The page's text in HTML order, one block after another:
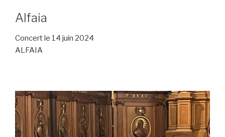
Alfaia
Concert le 14 juin 2024
ALFAIA